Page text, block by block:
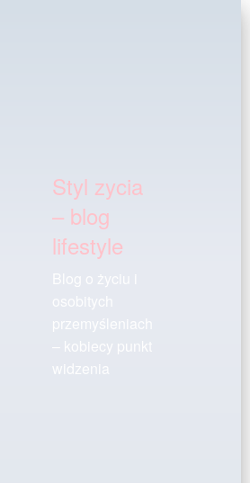
Styl zycia
– blog
lifestyle
przemyśleniach
– kobiecy punkt
widzenia